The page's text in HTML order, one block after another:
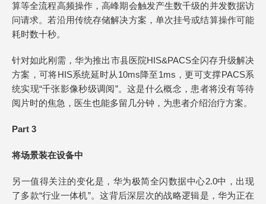
算等全流程高频操作，高峰期会触发产生数千级的并发数据访
问请求。若沿用传统存储解决方案，单次挂号或结算操作可能
耗时数十秒。
针对如此刚需，华为推出市县医院HIS&PACS全闪存升级解决
方案，可将HIS系统延时从10ms降至1ms，更可支撑PACS系
统实现“千张影像秒级调阅‌”。这是什么概念，患者将没有等待
阅片时的焦急，医生也能多留几分钟，为患者介绍治疗方案。
Part 3
将场景装在设备中
另一值得关注的变化是，华为极简全闪数据中心2.0中，出现
了多款“行业一体机”。这背后深层次的战略逻辑是，华为正在